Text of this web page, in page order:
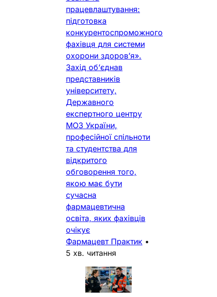
працевлаштування:
підготовка
конкурентоспроможного
фахівця для системи
охорони здоров’я».
Захід об’єднав
представників
університету,
Державного
експертного центру
МОЗ України,
професійної спільноти
та студентства для
відкритого
обговорення того,
якою має бути
сучасна
фармацевтична
освіта, яких фахівців
очікує
Фармацевт Практик •
5 хв. читання